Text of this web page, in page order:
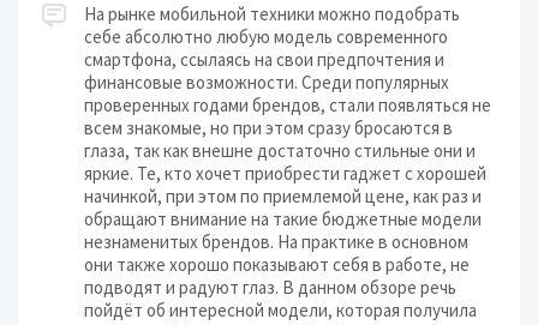
На рынке мобильной техники можно подобрать
себе абсолютно любую модель современного
смартфона, ссылаясь на свои предпочтения и
финансовые возможности. Среди популярных
проверенных годами брендов, стали появляться не
всем знакомые, но при этом сразу бросаются в
глаза, так как внешне достаточно стильные они и
яркие. Те, кто хочет приобрести гаджет с хорошей
начинкой, при этом по приемлемой цене, как раз и
обращают внимание на такие бюджетные модели
незнаменитых брендов. На практике в основном
они также хорошо показывают себя в работе, не
подводят и радуют глаз. В данном обзоре речь
пойдёт об интересной модели, которая получила